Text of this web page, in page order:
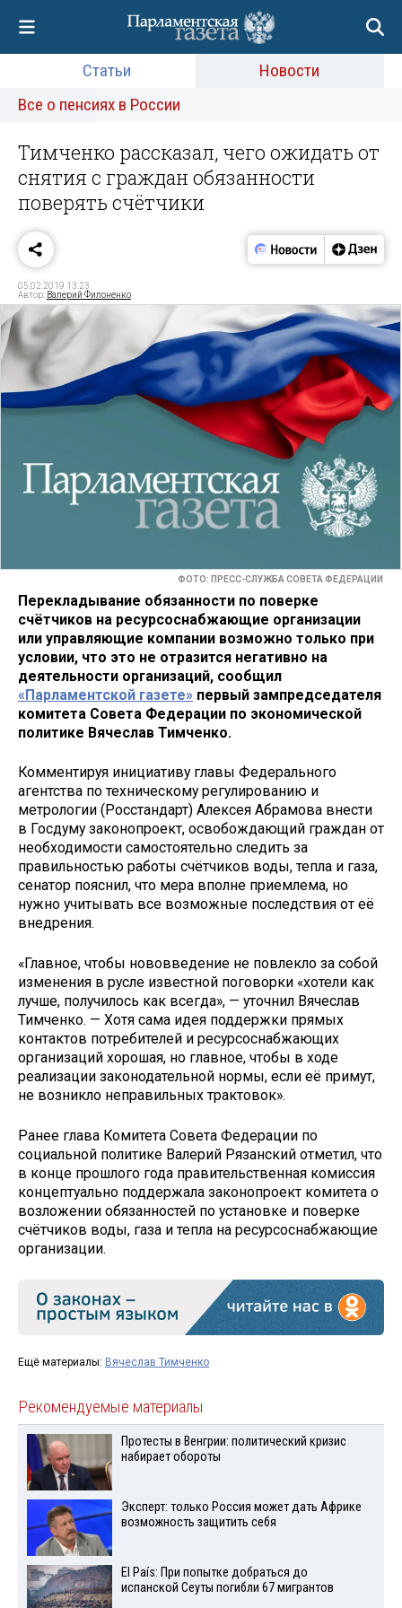
Статьи
Новости
Все о пенсиях в России
Тимченко рассказал, чего ожидать от
снятия с граждан обязанности
поверять счётчики
05.02.2019 13:23
Автор: Валерий Филоненко
ФОТО: ПРЕСС-СЛУЖБА СОВЕТА ФЕДЕРАЦИИ
Перекладывание обязанности по поверке
счётчиков на ресурсоснабжающие организации
или управляющие компании возможно только при
условии, что это не отразится негативно на
деятельности организаций, сообщил
«Парламентской газете» первый зампредседателя
комитета Совета Федерации по экономической
политике Вячеслав Тимченко.
Комментируя инициативу главы Федерального
агентства по техническому регулированию и
метрологии (Росстандарт) Алексея Абрамова внести
в Госдуму законопроект, освобождающий граждан от
необходимости самостоятельно следить за
правильностью работы счётчиков воды, тепла и газа,
сенатор пояснил, что мера вполне приемлема, но
нужно учитывать все возможные последствия от её
внедрения.
«Главное, чтобы нововведение не повлекло за собой
изменения в русле известной поговорки «хотели как
лучше, получилось как всегда», — уточнил Вячеслав
Тимченко. — Хотя сама идея поддержки прямых
контактов потребителей и ресурсоснабжающих
организаций хорошая, но главное, чтобы в ходе
реализации законодательной нормы, если её примут,
не возникло неправильных трактовок».
Ранее глава Комитета Совета Федерации по
социальной политике Валерий Рязанский отметил, что
в конце прошлого года правительственная комиссия
концептуально поддержала законопроект комитета о
возложении обязанностей по установке и поверке
счётчиков воды, газа и тепла на ресурсоснабжающие
организации.
Ещё материалы: Вячеслав Тимченко
Рекомендуемые материалы
Протесты в Венгрии: политический кризис
набирает обороты
Эксперт: только Россия может дать Африке
возможность защитить себя
El País: При попытке добраться до
испанской Сеуты погибли 67 мигрантов